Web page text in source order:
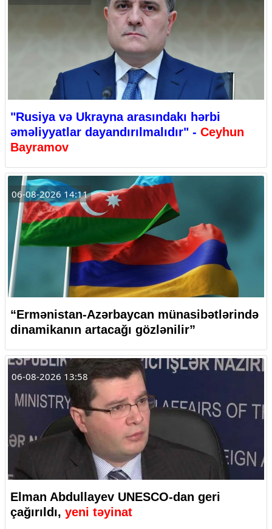
"Rusiya və Ukrayna arasındakı hərbi
əməliyyatlar dayandırılmalıdır" - Ceyhun
Bayramov
06-08-2026 14:11
“Ermənistan-Azərbaycan münasibətlərində
dinamikanın artacağı gözlənilir”
06-08-2026 13:58
Elman Abdullayev UNESCO-dan geri
çağırıldı, yeni təyinat